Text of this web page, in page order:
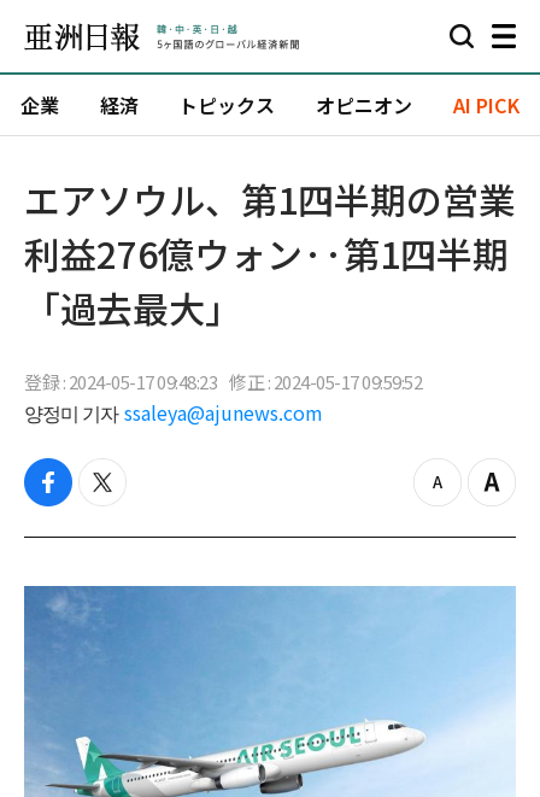
企業 経済 トピックス オピニオン AI PICK
エアソウル、第1四半期の営業
利益276億ウォン··第1四半期
「過去最大」
登録 : 2024-05-17 09:48:23 修正 : 2024-05-17 09:59:52
양정미 기자 ssaleya@ajunews.com
f
c
b
o
t
i
t
z
o
o
Z
o
i